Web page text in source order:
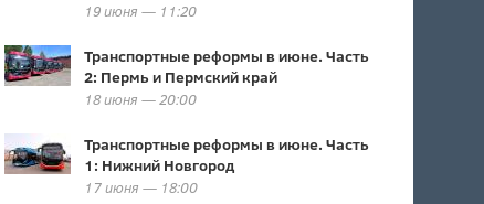
19 июня — 11:20
Транспортные реформы в июне. Часть
2: Пермь и Пермский край
18 июня — 20:00
Транспортные реформы в июне. Часть
1: Нижний Новгород
17 июня — 18:00